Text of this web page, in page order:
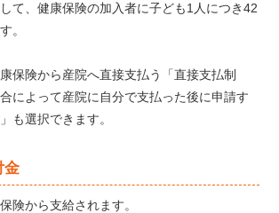
て、健康保険の加入者に子ども1人につき42
。
保険から産院へ直接支払う「直接支払制
によって産院に自分で支払った後に申請す
も選択できます。
金
険から支給されます。